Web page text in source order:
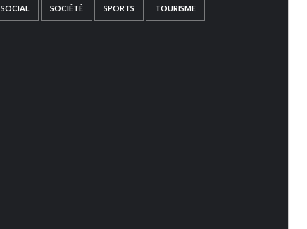
SOCIAL SOCIÉTÉ SPORTS TOURISME